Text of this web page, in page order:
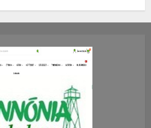
2026.JÚLIUS.23. CSÜTÖRTÖK.
0